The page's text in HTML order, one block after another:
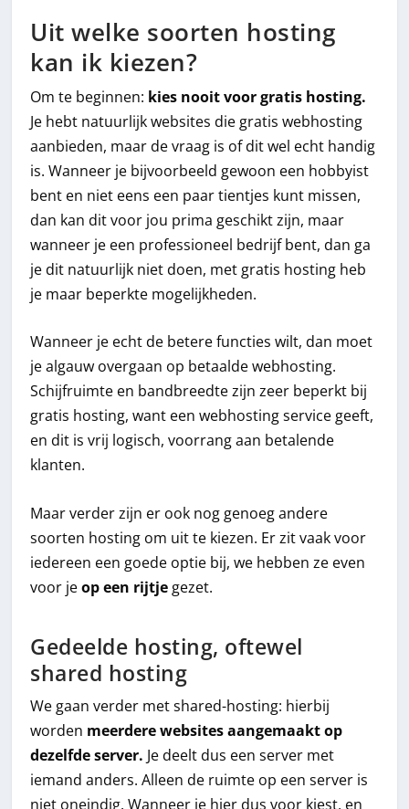
Uit welke soorten hosting
kan ik kiezen?
Om te beginnen: kies nooit voor gratis hosting.
Je hebt natuurlijk websites die gratis webhosting
aanbieden, maar de vraag is of dit wel echt handig
is. Wanneer je bijvoorbeeld gewoon een hobbyist
bent en niet eens een paar tientjes kunt missen,
dan kan dit voor jou prima geschikt zijn, maar
wanneer je een professioneel bedrijf bent, dan ga
je dit natuurlijk niet doen, met gratis hosting heb
je maar beperkte mogelijkheden.
Wanneer je echt de betere functies wilt, dan moet
je algauw overgaan op betaalde webhosting.
Schijfruimte en bandbreedte zijn zeer beperkt bij
gratis hosting, want een webhosting service geeft,
en dit is vrij logisch, voorrang aan betalende
klanten.
Maar verder zijn er ook nog genoeg andere
soorten hosting om uit te kiezen. Er zit vaak voor
iedereen een goede optie bij, we hebben ze even
voor jeop een rijtje gezet.
Gedeelde hosting, oftewel
shared hosting
We gaan verder met shared-hosting: hierbij
worden meerdere websites aangemaakt op
dezelfde server. Je deelt dus een server met
iemand anders. Alleen de ruimte op een server is
niet oneindig. Wanneer je hier dus voor kiest, en